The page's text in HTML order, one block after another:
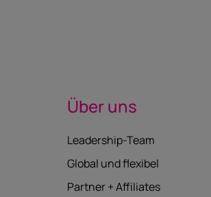
Über uns
Leadership-Team
Global und flexibel
Partner + Affiliates